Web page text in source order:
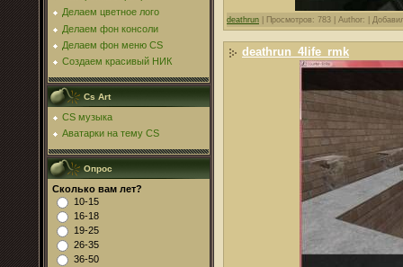
Делаем цветное лого
Делаем фон консоли
Делаем фон меню CS
Создаем красивый НИК
Cs Art
CS музыка
Аватарки на тему CS
Опрос
Сколько вам лет?
10-15
16-18
19-25
26-35
36-50
deathrun Просмотров: 783 | Author: |
deathrun_4life_rmk